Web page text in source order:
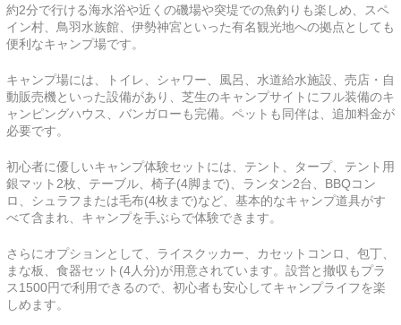
約2分で行ける海水浴や近くの磯場や突堤での魚釣りも楽しめ、スペ
イン村、鳥羽水族館、伊勢神宮といった有名観光地への拠点としても
便利なキャンプ場です。
キャンプ場には、トイレ、シャワー、風呂、水道給水施設、売店・自
動販売機といった設備があり、芝生のキャンプサイトにフル装備のキ
ャンピングハウス、バンガローも完備。ペットも同伴は、追加料金が
必要です。
初心者に優しいキャンプ体験セットには、テント、タープ、テント用
銀マット2枚、テーブル、椅子(4脚まで)、ランタン2台、BBQコン
ロ、シュラフまたは毛布(4枚まで)など、基本的なキャンプ道具がす
べて含まれ、キャンプを手ぶらで体験できます。
さらにオプションとして、ライスクッカー、カセットコンロ、包丁、
まな板、食器セット(4人分)が用意されています。設営と撤収もプラ
ス1500円で利用できるので、初心者も安心してキャンプライフを楽
しめます。